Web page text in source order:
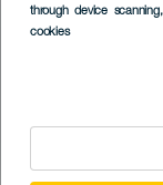
through device scanning
cookies